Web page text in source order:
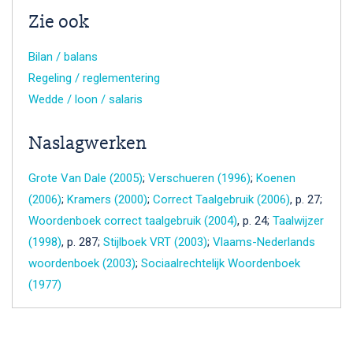
Zie ook
Bilan / balans
Regeling / reglementering
Wedde / loon / salaris
Naslagwerken
Grote Van Dale (2005); Verschueren (1996); Koenen
(2006); Kramers (2000); Correct Taalgebruik (2006), p. 27;
Woordenboek correct taalgebruik (2004), p. 24; Taalwijzer
(1998), p. 287; Stijlboek VRT (2003); Vlaams-Nederlands
woordenboek (2003); Sociaalrechtelijk Woordenboek
(1977)